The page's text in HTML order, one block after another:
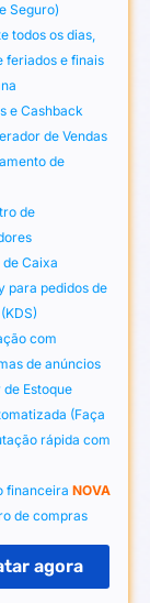
Seguro)
todos os dias,
feriados e finais
e Cashback
de Vendas
de
de
Caixa
para pedidos de
com
de anúncios
de Estoque
(Faça
rápida com
financeiraNOVA
de compras
agora